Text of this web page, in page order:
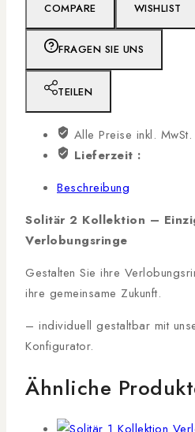
COMPARE WISHLIST
FRAGEN SIE UNS
TEILEN
Alle Preise inkl. MwSt.
Lieferzeit :
Beschreibung
Solitär 2 Kollektion –
Verlobungsringe
Gestalten Sie ihre
ihre gemeinsame Zukunft.
– individuell gestaltbar mit
Konfigurator.
Ähnliche